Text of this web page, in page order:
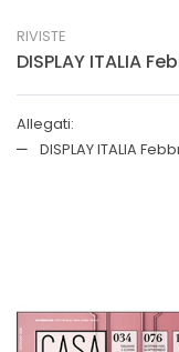
RIVISTE
DISPLAY ITALIA
Allegati:
DISPLAY ITALIA